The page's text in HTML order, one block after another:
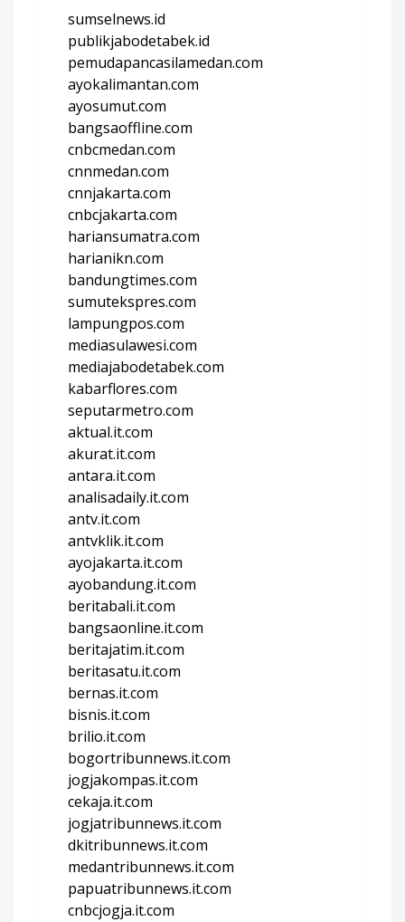
sumselnews.id
publikjabodetabek.id
pemudapancasilamedan.com
ayokalimantan.com
ayosumut.com
bangsaoffline.com
cnbcmedan.com
cnnmedan.com
cnnjakarta.com
cnbcjakarta.com
hariansumatra.com
harianikn.com
bandungtimes.com
sumutekspres.com
lampungpos.com
mediasulawesi.com
mediajabodetabek.com
kabarflores.com
seputarmetro.com
aktual.it.com
akurat.it.com
antara.it.com
analisadaily.it.com
antv.it.com
antvklik.it.com
ayojakarta.it.com
ayobandung.it.com
beritabali.it.com
bangsaonline.it.com
beritajatim.it.com
beritasatu.it.com
bernas.it.com
bisnis.it.com
brilio.it.com
bogortribunnews.it.com
jogjakompas.it.com
cekaja.it.com
jogjatribunnews.it.com
dkitribunnews.it.com
medantribunnews.it.com
papuatribunnews.it.com
cnbcjogja.it.com